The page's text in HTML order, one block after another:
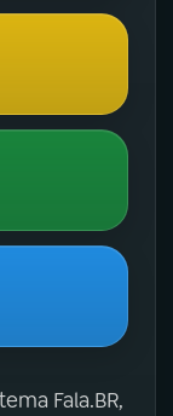
Fala.BR,